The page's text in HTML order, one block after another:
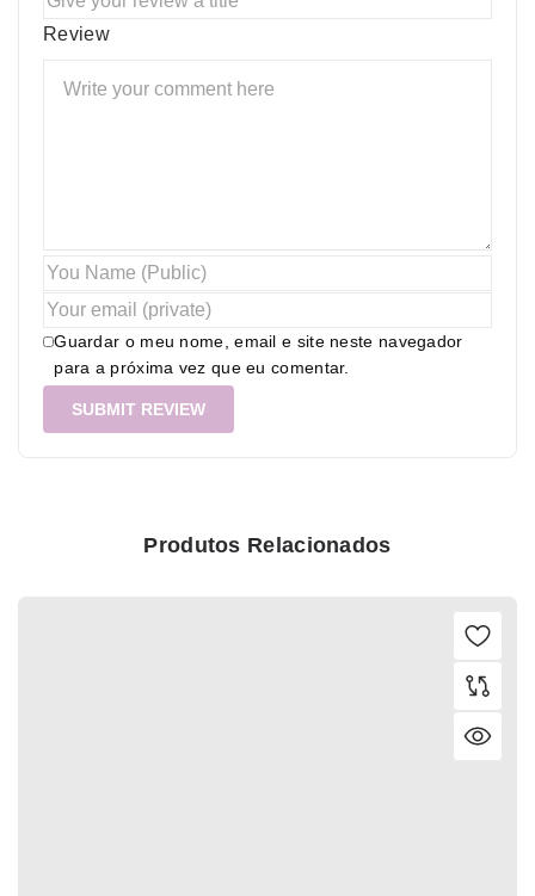
Review
Guardar o meu nome, email e site neste navegador
para a próxima vez que eu comentar.
Produtos Relacionados